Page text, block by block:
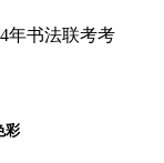
年书法联考考
彩